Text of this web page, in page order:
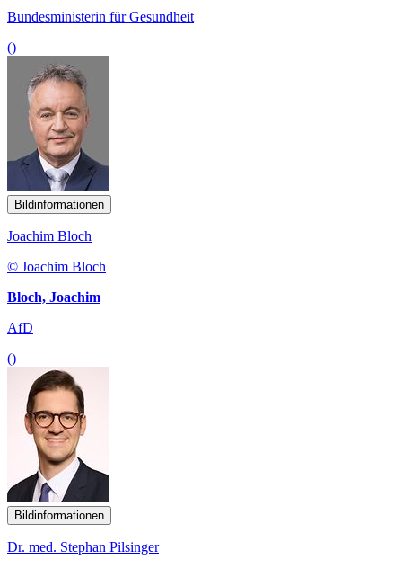
Bundesministerin für Gesundheit
()
Bildinformationen
Joachim Bloch
© Joachim Bloch
Bloch, Joachim
AfD
()
Bildinformationen
Dr. med. Stephan Pilsinger